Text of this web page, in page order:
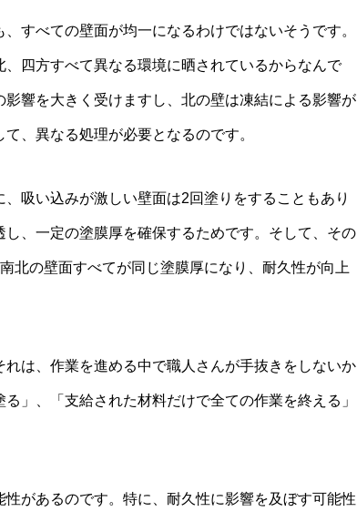
すべての壁面が均一になるわけではないそうです。
四方すべて異なる環境に晒されているからなんで
響を大きく受けますし、北の壁は凍結による影響が
、異なる処理が必要となるのです。
吸い込みが激しい壁面は2回塗りをすることもあり
、一定の塗膜厚を確保するためです。そして、その
北の壁面すべてが同じ塗膜厚になり、耐久性が向上
は、作業を進める中で職人さんが手抜きをしないか
」、「支給された材料だけで全ての作業を終える」
があるのです。特に、耐久性に影響を及ぼす可能性